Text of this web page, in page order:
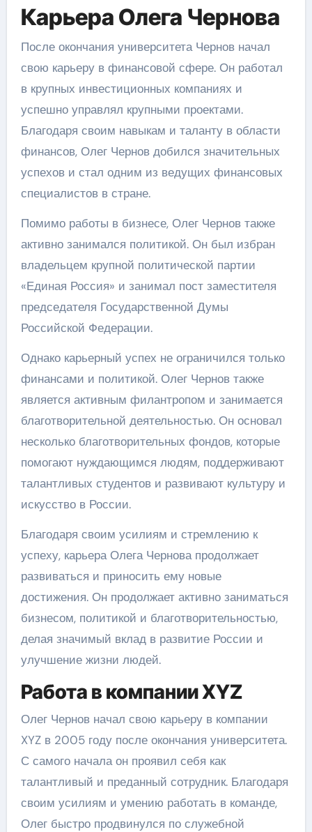
Карьера Олега Чернова
После окончания университета Чернов начал
свою карьеру в финансовой сфере. Он работал
в крупных инвестиционных компаниях и
успешно управлял крупными проектами.
Благодаря своим навыкам и таланту в области
финансов, Олег Чернов добился значительных
успехов и стал одним из ведущих финансовых
специалистов в стране.
Помимо работы в бизнесе, Олег Чернов также
активно занимался политикой. Он был избран
владельцем крупной политической партии
«Единая Россия» и занимал пост заместителя
председателя Государственной Думы
Российской Федерации.
Однако карьерный успех не ограничился только
финансами и политикой. Олег Чернов также
является активным филантропом и занимается
благотворительной деятельностью. Он основал
несколько благотворительных фондов, которые
помогают нуждающимся людям, поддерживают
талантливых студентов и развивают культуру и
искусство в России.
Благодаря своим усилиям и стремлению к
успеху, карьера Олега Чернова продолжает
развиваться и приносить ему новые
достижения. Он продолжает активно заниматься
бизнесом, политикой и благотворительностью,
делая значимый вклад в развитие России и
улучшение жизни людей.
Работа в компании XYZ
Олег Чернов начал свою карьеру в компании
XYZ в 2005 году после окончания университета.
С самого начала он проявил себя как
талантливый и преданный сотрудник. Благодаря
своим усилиям и умению работать в команде,
Олег быстро продвинулся по служебной